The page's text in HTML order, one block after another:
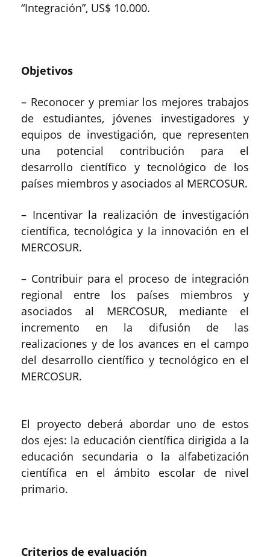
“Integración”, US$ 10.000.
Objetivos
– Reconocer y premiar los mejores trabajos
de estudiantes, jóvenes investigadores y
equipos de investigación, que representen
una potencial contribución para el
desarrollo científico y tecnológico de los
países miembros y asociados al MERCOSUR.
– Incentivar la realización de investigación
científica, tecnológica y la innovación en el
MERCOSUR.
– Contribuir para el proceso de integración
regional entre los países miembros y
asociados al MERCOSUR, mediante el
incremento en la difusión de las
realizaciones y de los avances en el campo
del desarrollo científico y tecnológico en el
MERCOSUR.
El proyecto deberá abordar uno de estos
dos ejes: la educación científica dirigida a la
educación secundaria o la alfabetización
científica en el ámbito escolar de nivel
primario.
Criterios de evaluación